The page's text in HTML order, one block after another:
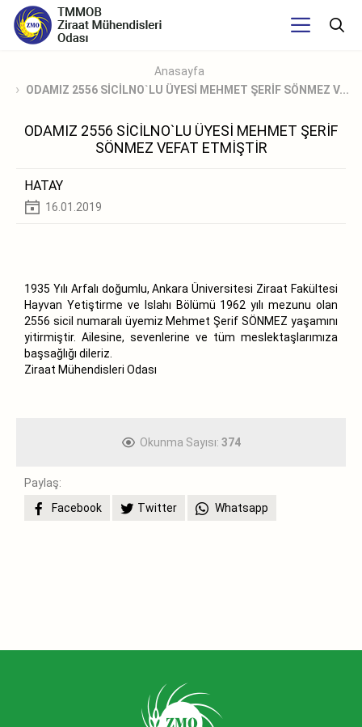
Anasayfa
ODAMIZ 2556 SİCİLNO`LU ÜYESİ MEHMET ŞERİF SÖNMEZ V...
ODAMIZ 2556 SİCİLNO`LU ÜYESİ MEHMET ŞERİF
SÖNMEZ VEFAT ETMİŞTİR
HATAY
16.01.2019
1935 Yılı Arfalı doğumlu, Ankara Üniversitesi Ziraat Fakültesi
Hayvan Yetiştirme ve Islahı Bölümü 1962 yılı mezunu olan
2556 sicil numaralı üyemiz Mehmet Şerif SÖNMEZ yaşamını
yitirmiştir. Ailesine, sevenlerine ve tüm meslektaşlarımıza
başsağlığı dileriz.
Ziraat Mühendisleri Odası
Okunma Sayısı: 374
Paylaş:
Facebook
Twitter Whatsapp